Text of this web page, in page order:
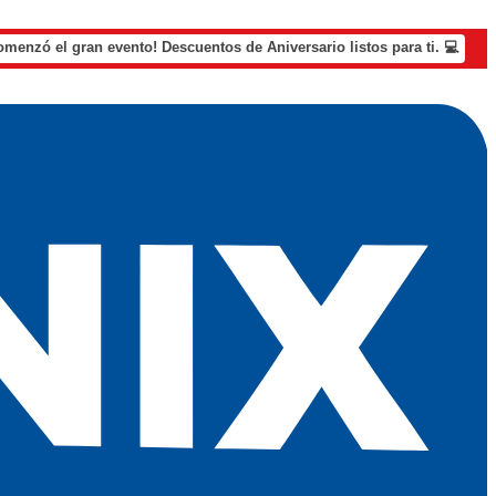
el gran evento! Descuentos de Aniversario listos para ti. 💻